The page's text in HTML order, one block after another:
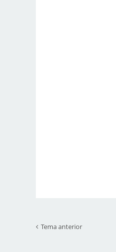
Tema anterior